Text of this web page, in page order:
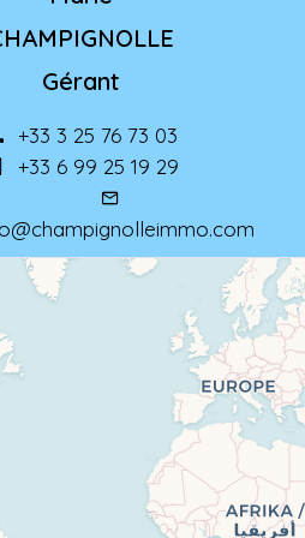
Gérant
+33 3 25 76 73 03
+33 6 99 25 19 29